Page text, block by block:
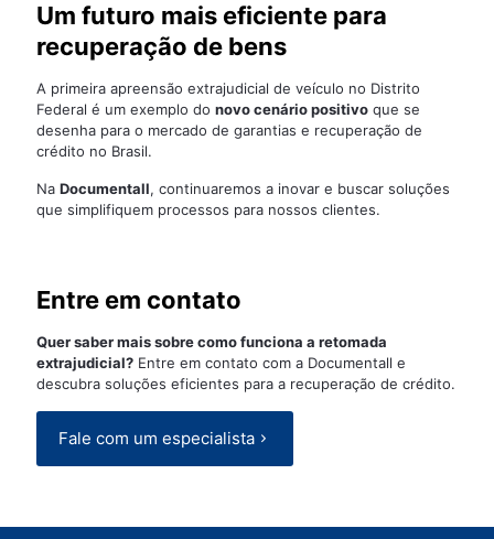
Um futuro mais eficiente para
recuperação de bens
A primeira apreensão extrajudicial de veículo no Distrito
Federal é um exemplo do novo cenário positivo que se
desenha para o mercado de garantias e recuperação de
crédito no Brasil.
Na Documentall, continuaremos a inovar e buscar soluções
que simplifiquem processos para nossos clientes.
Entre em contato
Quer saber mais sobre como funciona a retomada
extrajudicial? Entre em contato com a Documentall e
descubra soluções eficientes para a recuperação de crédito.
Fale com um especialista